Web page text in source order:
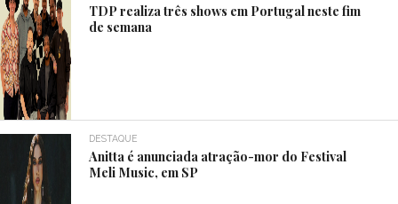
TDP realiza três shows em Portugal neste fim
de semana
DESTAQUE
Anitta é anunciada atração-mor do Festival
Meli Music, em SP